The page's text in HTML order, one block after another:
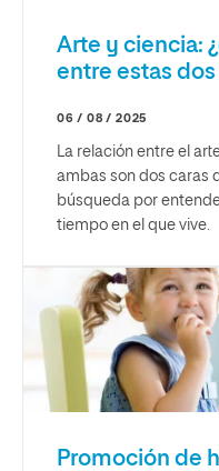
Arte y ciencia:
entre estas
06 / 08 / 2025
La relación entre el
ambas son dos caras
búsqueda por
tiempo en el que vive.
Promoción de